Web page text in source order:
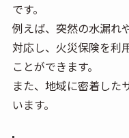
です。
例えば、突然の水漏れ
対応し、火災保険を利
ことができます。
また、地域に密着した
います。